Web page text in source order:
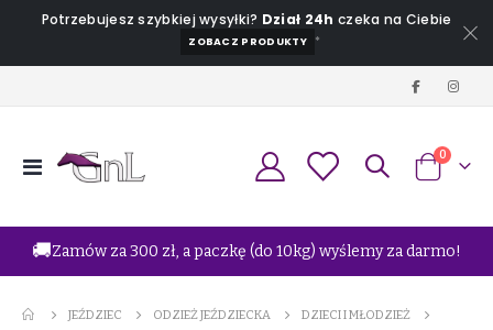
Potrzebujesz szybkiej wysyłki? Dział 24h czeka na Ciebie
ZOBACZ PRODUKTY *
Przełącznik
Koszyk
0
🚚Zamów za 300 zł, a paczkę (do 10kg) wyślemy za darmo!
JEŹDZIEC ODZIEŻ JEŹDZIECKA
DZIECI I MŁODZIEŻ